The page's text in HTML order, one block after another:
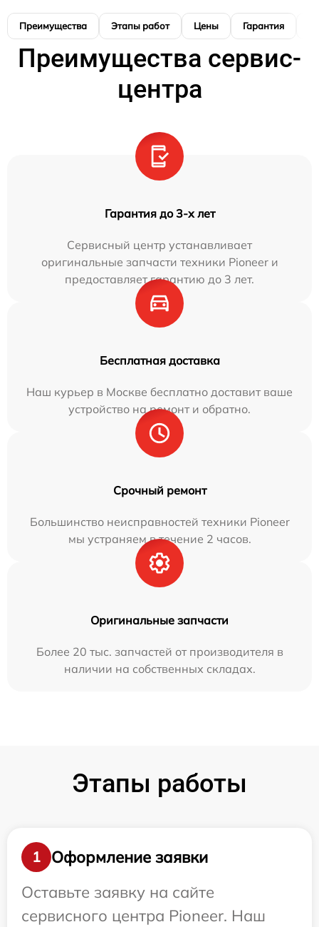
Преимущества Этапы работ Цены Гарантия
Преимущества сервис-
центра
Гарантия до 3-х лет
Сервисный центр устанавливает
оригинальные запчасти техники Pioneer и
предоставляет гарантию до 3 лет.
Бесплатная доставка
Наш курьер в Москве бесплатно доставит ваше
устройство на ремонт и обратно.
Срочный ремонт
Большинство неисправностей техники Pioneer
мы устраняем в течение 2 часов.
Оригинальные запчасти
Более 20 тыс. запчастей от производителя в
наличии на собственных складах.
Этапы работы
1
Оформление заявки
Оставьте заявку на сайте
сервисного центра Pioneer. Наш